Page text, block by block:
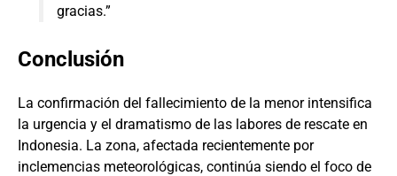
gracias.”
Conclusión
La confirmación del fallecimiento de la menor intensifica
la urgencia y el dramatismo de las labores de rescate en
Indonesia. La zona, afectada recientemente por
inclemencias meteorológicas, continúa siendo el foco de